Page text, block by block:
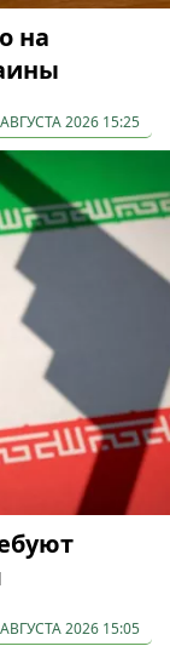
на
2026 15:25
2026 15:05